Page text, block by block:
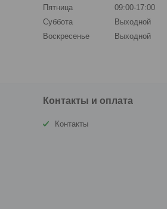
Пятница
09:00-17:00
Суббота
Выходной
Воскресенье
Выходной
Контакты и оплата
Контакты